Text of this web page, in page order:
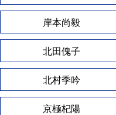
岸本尚毅
北田傀子
北村季吟
京極杞陽